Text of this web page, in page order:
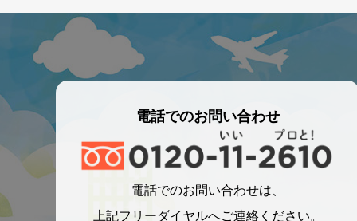
電話でのお問い合わせ
電話でのお問い合わせは、
上記フリーダイヤルへご連絡ください。